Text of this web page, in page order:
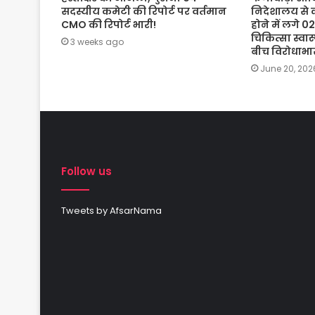
सदस्यीय कमेटी की रिपोर्ट पर वर्तमान
CMO की रिपोर्ट भारी!
3 weeks ago
निदेशालय से
होने में लगे
चिकित्सा
बीच
June 20,
Follow us
Tweets by AfsarNama